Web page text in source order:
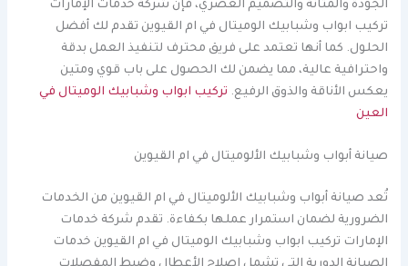
الجودة والمتانة والتصميم العصري، فإن شركة خدمات الإمارات
تركيب ابواب وشبابيك الوميتال في ام القيوين تقدم لك أفضل
الحلول. كما أنها تعتمد على فريق محترف لتنفيذ العمل بدقة
واحترافية عالية، مما يضمن لك الحصول على باب قوي ومتين
يعكس الأناقة والذوق الرفيع. تركيب ابواب وشبابيك الوميتال في
العين
صيانة أبواب وشبابيك الألوميتال في ام القيوين
تُعد صيانة أبواب وشبابيك الألوميتال في ام القيوين من الخدمات
الضرورية لضمان استمرار عملها بكفاءة. تقدم شركة خدمات
الإمارات تركيب ابواب وشبابيك الوميتال في ام القيوين خدمات